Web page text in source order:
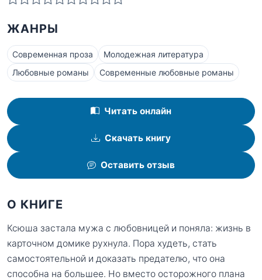
ЖАНРЫ
Современная проза
Молодежная литература
Любовные романы
Современные любовные романы
Читать онлайн
Скачать книгу
Оставить отзыв
О КНИГЕ
Ксюша застала мужа с любовницей и поняла: жизнь в
карточном домике рухнула. Пора худеть, стать
самостоятельной и доказать предателю, что она
способна на большее. Но вместо осторожного плана